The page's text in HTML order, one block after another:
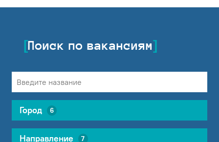
Поиск по вакансиям
Город 6
Направление 7